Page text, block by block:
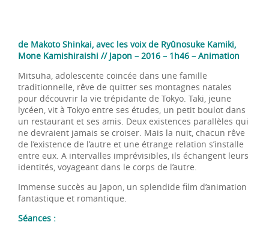
de Makoto Shinkai, avec les voix de Ryûnosuke Kamiki,
Mone Kamishiraishi // Japon – 2016 – 1h46 – Animation
Mitsuha, adolescente coincée dans une famille
traditionnelle, rêve de quitter ses montagnes natales
pour découvrir la vie trépidante de Tokyo. Taki, jeune
lycéen, vit à Tokyo entre ses études, un petit boulot dans
un restaurant et ses amis. Deux existences parallèles qui
ne devraient jamais se croiser. Mais la nuit, chacun rêve
de l’existence de l’autre et une étrange relation s’installe
entre eux. A intervalles imprévisibles, ils échangent leurs
identités, voyageant dans le corps de l’autre.
Immense succès au Japon, un splendide film d’animation
fantastique et romantique.
Séances :